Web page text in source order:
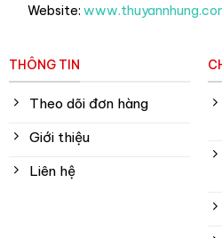
Website:
THÔNG TIN
Theo dõi đơn hàng
Giới thiệu
Liên hệ